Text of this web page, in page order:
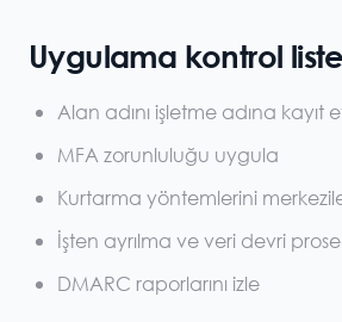
Uygulama kontrol
Alan adını işletme adına kayıt
MFA zorunluluğu uygula
Kurtarma yöntemlerini
İşten ayrılma ve veri devri
DMARC raporlarını izle